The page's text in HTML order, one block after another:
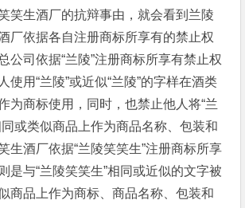
笑生酒厂的抗辩事由，就会看到兰陵
厂依据各自注册商标所享有的禁止权
公司依据“兰陵”注册商标所享有禁止权
使用“兰陵”或近似“兰陵”的字样在酒类
为商标使用，同时，也禁止他人将“兰
同或类似商品上作为商品名称、包装和
生酒厂依据“兰陵笑笑生”注册商标所享
是与“兰陵笑笑生”相同或近似的文字被
商品上作为商标、商品名称、包装和